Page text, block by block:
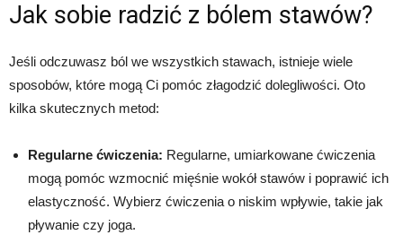
Jak sobie radzić z bólem stawów?
Jeśli odczuwasz ból we wszystkich stawach, istnieje wiele
sposobów, które mogą Ci pomóc złagodzić dolegliwości. Oto
kilka skutecznych metod:
Regularne ćwiczenia: Regularne, umiarkowane ćwiczenia
mogą pomóc wzmocnić mięśnie wokół stawów i poprawić ich
elastyczność. Wybierz ćwiczenia o niskim wpływie, takie jak
pływanie czy joga.